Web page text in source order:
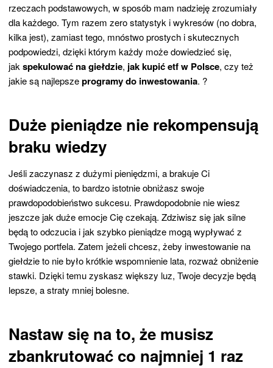
rzeczach podstawowych, w sposób mam nadzieję zrozumiały
dla każdego. Tym razem zero statystyk i wykresów (no dobra,
kilka jest), zamiast tego, mnóstwo prostych i skutecznych
podpowiedzi, dzięki którym każdy może dowiedzieć się,
jak spekulować na giełdzie, jak kupić etf w Polsce, czy też
jakie są najlepszeprogramy do inwestowania. ?
Duże pieniądze nie rekompensują
braku wiedzy
Jeśli zaczynasz z dużymi pieniędzmi, a brakuje Ci
doświadczenia, to bardzo istotnie obniżasz swoje
prawdopodobieństwo sukcesu. Prawdopodobnie nie wiesz
jeszcze jak duże emocje Cię czekają. Zdziwisz się jak silne
będą to odczucia i jak szybko pieniądze mogą wypływać z
Twojego portfela. Zatem jeżeli chcesz, żeby inwestowanie na
giełdzie to nie było krótkie wspomnienie lata, rozważ obniżenie
stawki. Dzięki temu zyskasz większy luz, Twoje decyzje będą
lepsze, a straty mniej bolesne.
Nastaw się na to, że musisz
zbankrutować co najmniej 1 raz